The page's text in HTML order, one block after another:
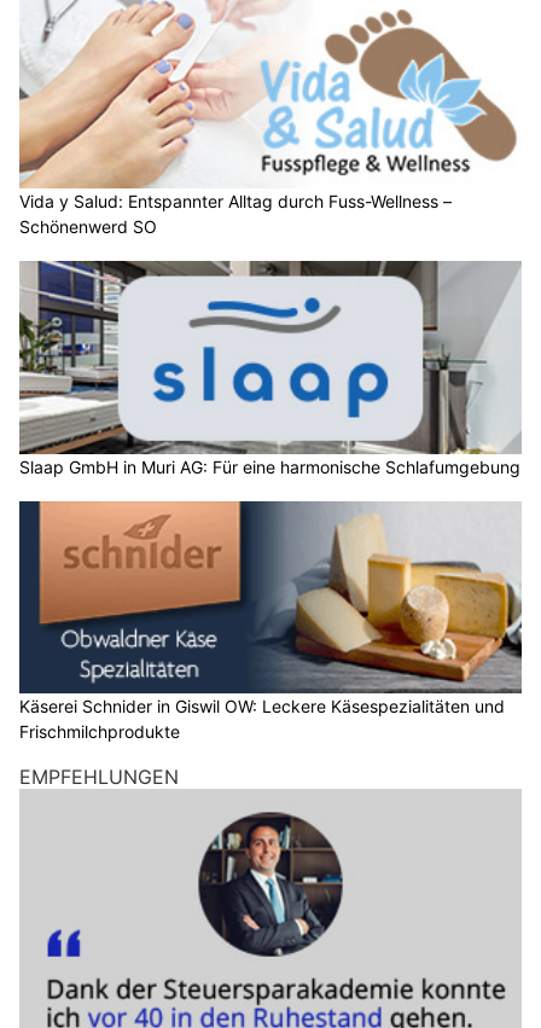
Vida y Salud: Entspannter Alltag durch Fuss-Wellness –
Schönenwerd SO
Slaap GmbH in Muri AG: Für eine harmonische Schlafumgebung
Käserei Schnider in Giswil OW: Leckere Käsespezialitäten und
Frischmilchprodukte
EMPFEHLUNGEN